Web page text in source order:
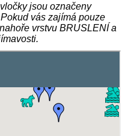
jsou označeny
vás zajímá pouze
vrstvu BRUSLENÍ a